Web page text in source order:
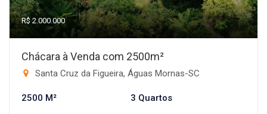
R$ 2.000.000
Chácara à Venda com 2500m²
Santa Cruz da Figueira, Águas Mornas-SC
2500 M² 3 Quartos